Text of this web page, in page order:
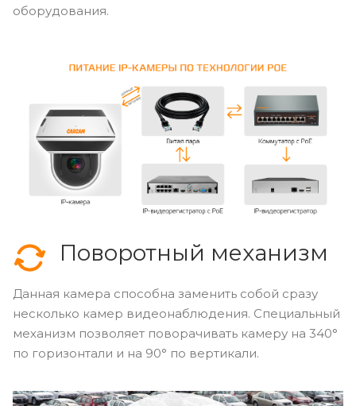
оборудования.
Поворотный механизм
Данная камера способна заменить собой сразу
несколько камер видеонаблюдения. Специальный
механизм позволяет поворачивать камеру на 340°
по горизонтали и на 90° по вертикали.